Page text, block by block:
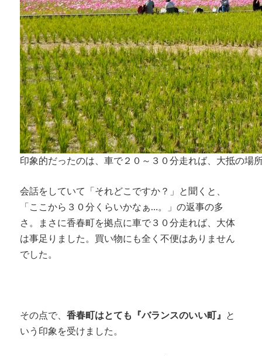
印象的だったのは、車で２０～３０分走れば、大抵の場
会話をしていて「それどこですか？」と聞くと、
「ここから３０分くらいかなぁ…。」の返事の多
さ。まさに香春町を拠点に車で３０分走れば、大体
は事足りました。買い物にも全く不便はありません
でした。
その点で、香春町はとても『バランスのいい町』
と
いう印象を受けました。